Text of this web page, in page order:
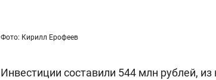
Фото: Кирилл Ерофеев
Инвестиции составили 544 млн рублей,